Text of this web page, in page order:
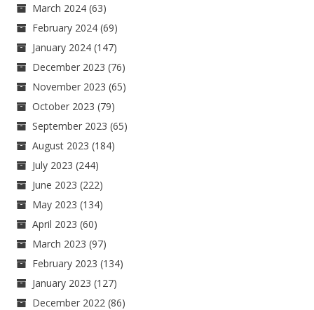
March 2024 (63)
February 2024 (69)
January 2024 (147)
December 2023 (76)
November 2023 (65)
October 2023 (79)
September 2023 (65)
August 2023 (184)
July 2023 (244)
June 2023 (222)
May 2023 (134)
April 2023 (60)
March 2023 (97)
February 2023 (134)
January 2023 (127)
December 2022 (86)